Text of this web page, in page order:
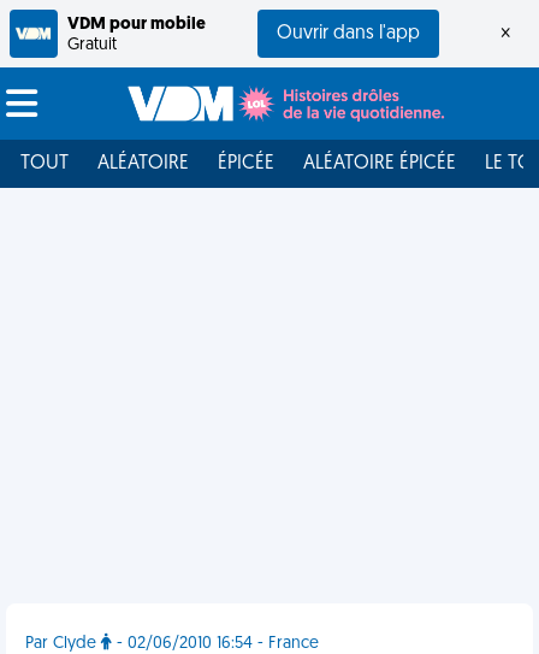
VDM pour mobile
Gratuit
Ouvrir dans l'app ×
TOUT ALÉATOIRE ÉPICÉE ALÉATOIRE ÉPICÉE LE
Par Clyde - 02/06/2010 16:54 - France